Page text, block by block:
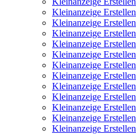
Kleinanzeige Erstellen
Kleinanzeige Erstellen
Kleinanzeige Erstellen
Kleinanzeige Erstellen
Kleinanzeige Erstellen
Kleinanzeige Erstellen
Kleinanzeige Erstellen
Kleinanzeige Erstellen
Kleinanzeige Erstellen
Kleinanzeige Erstellen
Kleinanzeige Erstellen
Kleinanzeige Erstellen